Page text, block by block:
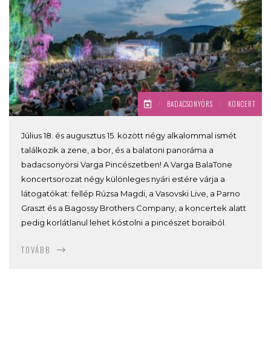
/ BADACSONYÖRS / KONCERT
Július 18. és augusztus 15. között négy alkalommal ismét
találkozik a zene, a bor, és a balatoni panoráma a
badacsonyörsi Varga Pincészetben! A Varga BalaTone
koncertsorozat négy különleges nyári estére várja a
látogatókat: fellép Rúzsa Magdi, a Vasovski Live, a Parno
Graszt és a Bagossy Brothers Company, a koncertek alatt
pedig korlátlanul lehet kóstolni a pincészet boraiból.
TOVÁBB